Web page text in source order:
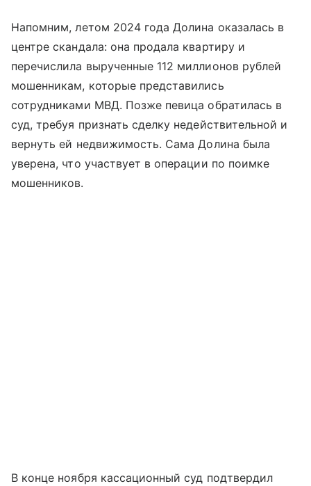
Напомним, летом 2024 года Долина оказалась в
центре скандала: она продала квартиру и
перечислила вырученные 112 миллионов рублей
мошенникам, которые представились
сотрудниками МВД. Позже певица обратилась в
суд, требуя признать сделку недействительной и
вернуть ей недвижимость. Сама Долина была
уверена, что участвует в операции по поимке
мошенников.
В конце ноября кассационный суд подтвердил